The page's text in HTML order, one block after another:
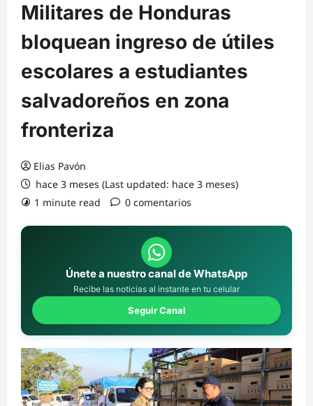
Militares de Honduras
bloquean ingreso de útiles
escolares a estudiantes
salvadoreños en zona
fronteriza
Elias Pavón
hace 3 meses (Last updated: hace 3 meses)
1 minute read
0 comentarios
Únete a nuestro canal de WhatsApp
Recibe las noticias al instante en tu celular
Seguir Canal